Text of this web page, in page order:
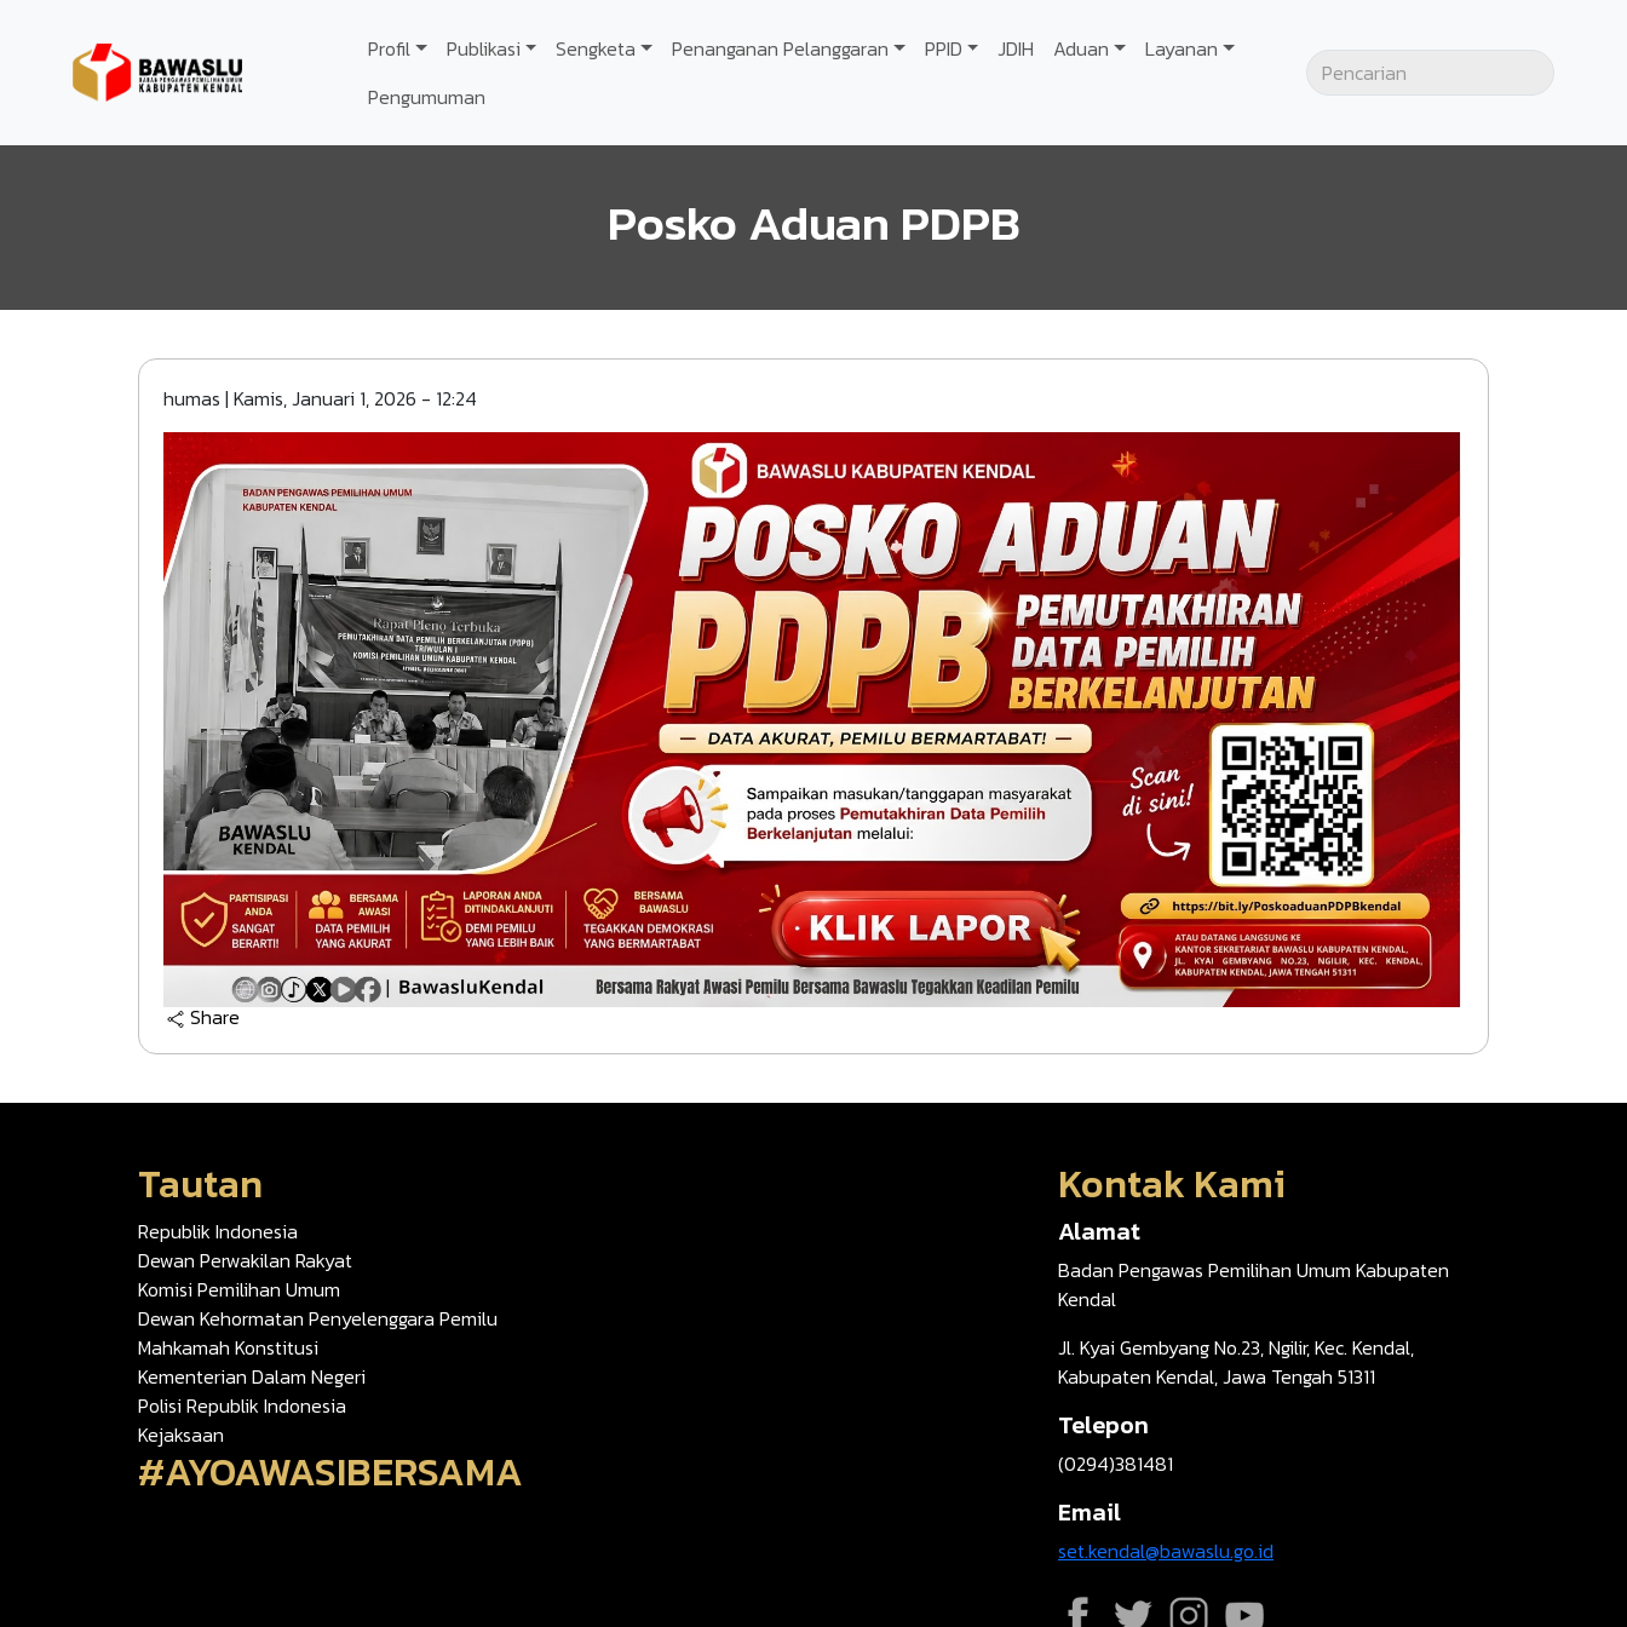
Profil
Publikasi Sengketa Penanganan Pelanggaran PPID JDIH Aduan
Layanan
Pengumuman
Posko Aduan PDPB
humas | Kamis, Januari 1, 2026 - 12:24
Share
Tautan
Republik Indonesia
Dewan Perwakilan Rakyat
Komisi Pemilihan Umum
Dewan Kehormatan Penyelenggara Pemilu
Mahkamah Konstitusi
Kementerian Dalam Negeri
Polisi Republik Indonesia
Kejaksaan
#AYOAWASIBERSAMA
Kontak Kami
Alamat
Badan Pengawas Pemilihan Umum Kabupaten
Kendal
Jl. Kyai Gembyang No.23, Ngilir, Kec. Kendal,
Kabupaten Kendal, Jawa Tengah 51311
Telepon
(0294)381481
Email
set.kendal@bawaslu.go.id